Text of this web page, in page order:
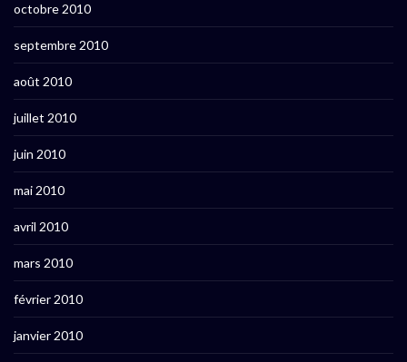
octobre 2010
septembre 2010
août 2010
juillet 2010
juin 2010
mai 2010
avril 2010
mars 2010
février 2010
janvier 2010